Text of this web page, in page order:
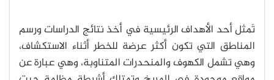
تَمثل أحد الأهداف الرئيسية في أخذ نتائج الدراسات ورسم
المناطق التي تكون أكثر عرضة للخطر أثناء الاستكشاف،
وهي تشمل الكهوف والمنحدرات المتناوبة، وهي عبارة عن